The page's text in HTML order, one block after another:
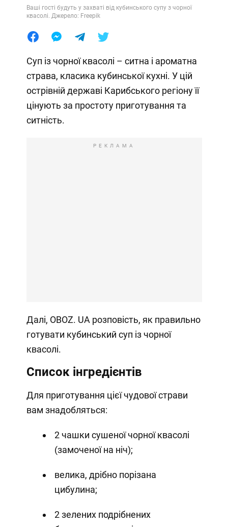
Ваші гості будуть у захваті від кубинського супу з чорної
квасолі. Джерело: Freepik
Суп із чорної квасолі – ситна і ароматна
страва, класика кубинської кухні. У цій
острівній державі Карибського регіону її
цінують за простоту приготування та
ситність.
РЕКЛАМА
Далі, OBOZ. UA розповість, як правильно
готувати кубинський суп із чорної
квасолі.
Список інгредієнтів
Для приготування цієї чудової страви
вам знадобляться:
2 чашки сушеної чорної квасолі
(замоченої на ніч);
велика, дрібно порізана
цибулина;
2 зелених подрібнених